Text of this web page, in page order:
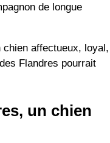
de longue
affectueux, loyal,
Flandres pourrait
un chien